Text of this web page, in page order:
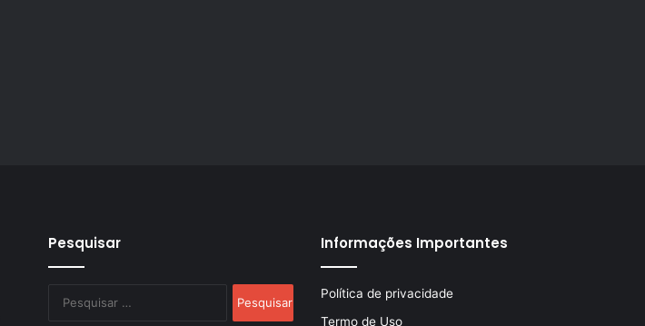
Pesquisar
por:
Informações Importantes
Política de privacidade
Termo de Uso